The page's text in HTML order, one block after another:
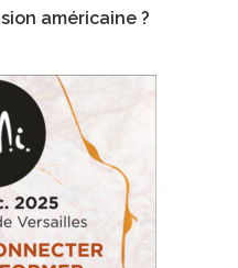
américaine ?